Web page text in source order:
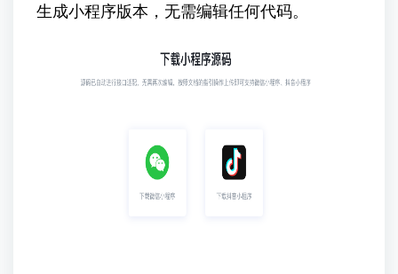
生成小程序版本，无需编辑任何代码。